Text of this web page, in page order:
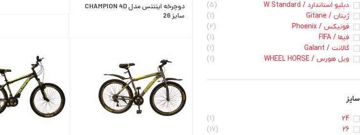
دبلیو استاندارد / W Standard
(5)
ژیتان / Gitane
(1)
فونیکس / Phoenix
(2)
فیفا / FIFA
(1)
گالانت / Galant
(1)
ویل هورس / WHEEL HORSE
(1)
سایز
24
(1)
26
(17)
دوچرخه اینتنس مدل CHAMPION 4D
سایز 26